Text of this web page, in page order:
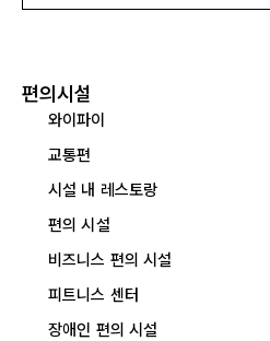
편의시설
와이파이
교통편
시설 내 레스토랑
편의 시설
비즈니스 편의 시설
피트니스 센터
장애인 편의 시설